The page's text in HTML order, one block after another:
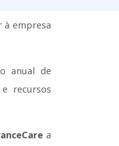
empresa
anual de
recursos
a